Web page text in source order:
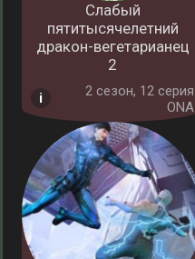
Слабый
пятитысячелетний
дракон-вегетарианец
2
2 cезон, 12 серия
ONA